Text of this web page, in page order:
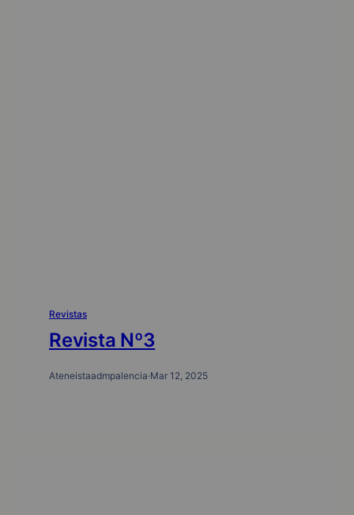
Revistas
Revista Nº3
Ateneistaadmpalencia·Mar 12, 2025